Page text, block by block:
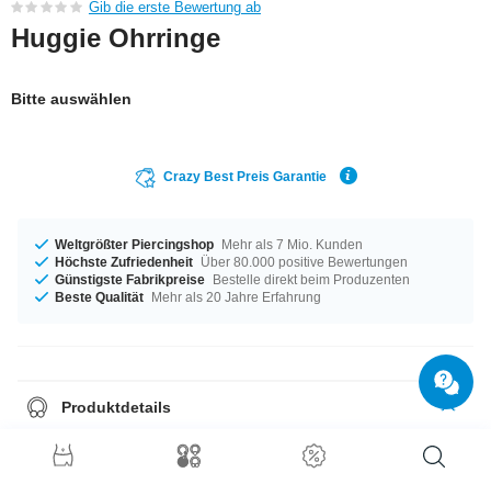
Gib die erste Bewertung ab
Huggie Ohrringe
Bitte auswählen
Crazy Best Preis Garantie
Weltgrößter Piercingshop Mehr als 7 Mio. Kunden
Höchste Zufriedenheit Über 80.000 positive Bewertungen
Günstigste Fabrikpreise Bestelle direkt beim Produzenten
Beste Qualität Mehr als 20 Jahre Erfahrung
Produktdetails
beträgt 8 mm. Ein megacooles Produkt ganz nach deinem Geschmack.